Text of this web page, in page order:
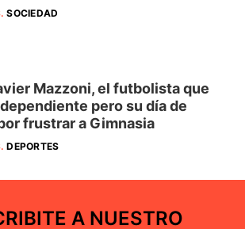
.SOCIEDAD
Mazzoni, el futbolista que
pero su día de
frustrar a Gimnasia
.DEPORTES
A NUESTRO